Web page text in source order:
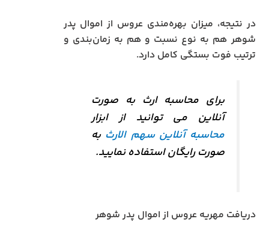
در نتیجه، میزان بهره‌مندی عروس از اموال پدر
شوهر هم به نوع نسبت و هم به زمان‌بندی و
ترتیب فوت بستگی کامل دارد.
برای محاسبه ارث به صورت
آنلاین می توانید از ابزار
محاسبه آنلاین سهم الارث به
صورت رایگان استفاده نمایید.
دریافت مهریه عروس از اموال پدر شوهر